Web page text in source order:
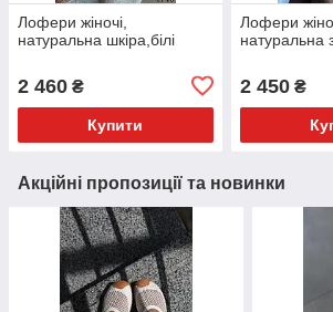
Лофери жіночі,
натуральна шкіра,білі
2 460 ₴
Купити
Лофери
натуральна
2 450₴
Акційні пропозиції та новинки